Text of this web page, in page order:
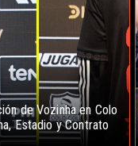
de Vozinha en Colo
Estadio y Contrato